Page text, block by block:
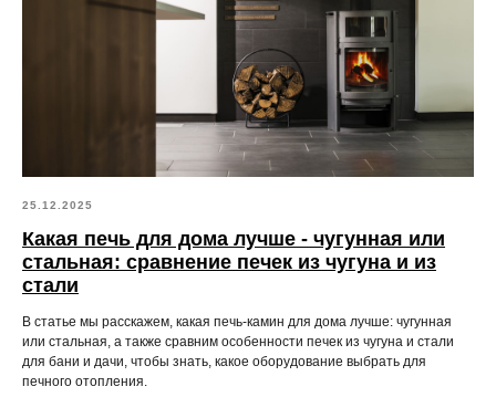
25.12.2025
Какая печь для дома лучше - чугунная или
стальная: сравнение печек из чугуна и из
стали
В статье мы расскажем, какая печь-камин для дома лучше: чугунная
или стальная, а также сравним особенности печек из чугуна и стали
для бани и дачи, чтобы знать, какое оборудование выбрать для
печного отопления.